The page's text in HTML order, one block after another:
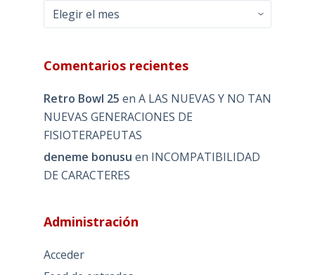
Archivos
Comentarios recientes
Retro Bowl 25 en A LAS NUEVAS Y NO TAN
NUEVAS GENERACIONES DE
FISIOTERAPEUTAS
deneme bonusu en INCOMPATIBILIDAD
DE CARACTERES
Administración
Acceder